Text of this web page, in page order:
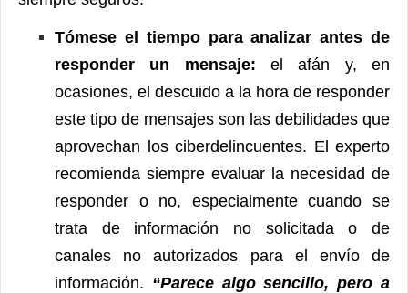
Tómese el tiempo para analizar antes de
responder un mensaje: el afán y, en
ocasiones, el descuido a la hora de responder
este tipo de mensajes son las debilidades que
aprovechan los ciberdelincuentes. El experto
recomienda siempre evaluar la necesidad de
responder o no, especialmente cuando se
trata de información no solicitada o de
canales no autorizados para el envío de
información. “Parece algo sencillo, pero a